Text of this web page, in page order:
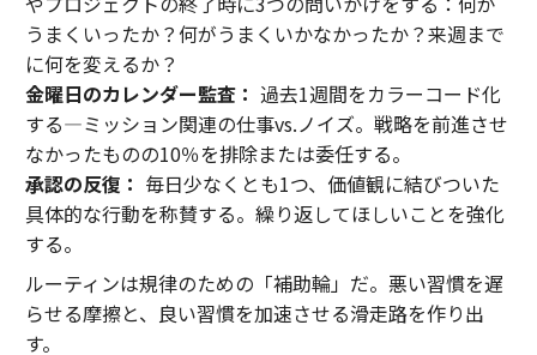
うまくいったか？何がうまくいかなかったか？来週まで
に何を変えるか？
金曜日のカレンダー監査： 過去1週間をカラーコード化
する—ミッション関連の仕事vs.ノイズ。戦略を前進させ
なかったものの10％を排除または委任する。
承認の反復： 毎日少なくとも1つ、価値観に結びついた
具体的な行動を称賛する。繰り返してほしいことを強化
する。
ルーティンは規律のための「補助輪」だ。悪い習慣を遅
らせる摩擦と、良い習慣を加速させる滑走路を作り出
す。